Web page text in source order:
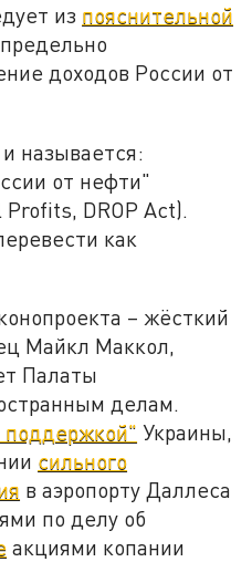
из пояснительной
доходов России от
называется:
от нефти"
DROP Act).
как
– жёсткий
Майкл Маккол,
Палаты
делам.
поддержкой" Украины,
сильного
в аэропорту Даллеса
по делу об
акциями копании